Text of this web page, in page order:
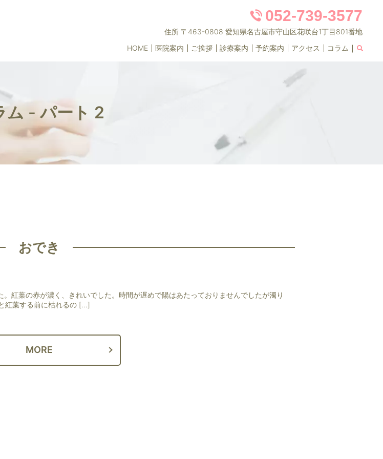
052-739-3577
住所 〒463-0808 愛知県名古屋市守山区花咲台1丁目801番地
HOME
医院案内 ご挨拶 診療案内 予約案内 アクセス コラム
ム - パート 2
おでき
紅葉の赤が濃く、きれいでした。時間が遅めで陽はあたっておりませんでしたが濁り
紅葉する前に枯れるの […]
MORE